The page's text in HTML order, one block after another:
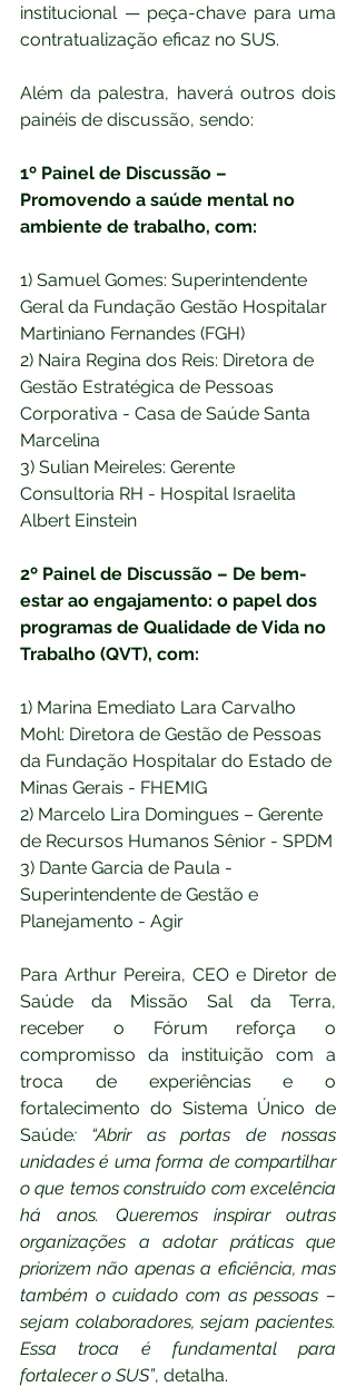
institucional — peça-chave para uma
contratualização eficaz no SUS.
Além da palestra, haverá outros dois
painéis de discussão, sendo:
1º Painel de Discussão –
Promovendo a saúde mental no
ambiente de trabalho, com:
1) Samuel Gomes: Superintendente
Geral da Fundação Gestão Hospitalar
Martiniano Fernandes (FGH)
2) Naira Regina dos Reis: Diretora de
Gestão Estratégica de Pessoas
Corporativa - Casa de Saúde Santa
Marcelina
3) Sulian Meireles: Gerente
Consultoria RH - Hospital Israelita
Albert Einstein
2º Painel de Discussão – De bem-
estar ao engajamento: o papel dos
programas de Qualidade de Vida no
Trabalho (QVT), com:
1) Marina Emediato Lara Carvalho
Mohl: Diretora de Gestão de Pessoas
da Fundação Hospitalar do Estado de
Minas Gerais - FHEMIG
2) Marcelo Lira Domingues – Gerente
de Recursos Humanos Sênior - SPDM
3) Dante Garcia de Paula -
Superintendente de Gestão e
Planejamento - Agir
Para Arthur Pereira, CEO e Diretor de
Saúde da Missão Sal da Terra,
receber o Fórum reforça o
compromisso da instituição com a
troca de experiências e o
fortalecimento do Sistema Único de
Saúde: “Abrir as portas de nossas
unidades é uma forma de compartilhar
o que temos construído com excelência
há anos. Queremos inspirar outras
organizações a adotar práticas que
priorizem não apenas a eficiência, mas
também o cuidado com as pessoas –
sejam colaboradores, sejam pacientes.
Essa troca é fundamental para
fortalecer o SUS”, detalha.